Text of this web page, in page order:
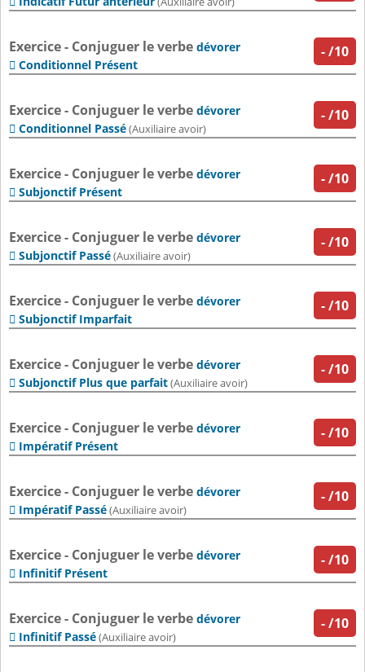
-/10
Exercice - Conjuguer le verbe dévorer
 Conditionnel Présent
-/10
Exercice - Conjuguer le verbe dévorer
 Conditionnel Passé(Auxiliaire avoir)
-/10
Exercice - Conjuguer le verbe dévorer
 Subjonctif Présent
-/10
Exercice - Conjuguer le verbe dévorer
 Subjonctif Passé(Auxiliaire avoir)
-/10
Exercice - Conjuguer le verbe dévorer
 Subjonctif Imparfait
-/10
Exercice - Conjuguer le verbe dévorer
 Subjonctif Plus que parfait(Auxiliaire avoir)
-/10
Exercice - Conjuguer le verbe dévorer
 Impératif Présent
-/10
Exercice - Conjuguer le verbe dévorer
 Impératif Passé(Auxiliaire avoir)
-/10
Exercice - Conjuguer le verbe dévorer
 Infinitif Présent
-/10
Exercice - Conjuguer le verbe dévorer
 Infinitif Passé(Auxiliaire avoir)